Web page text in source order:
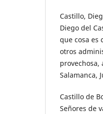
Castillo,
Diego del
que cosa es
otros
Salamanca,
Castillo de
Señores de